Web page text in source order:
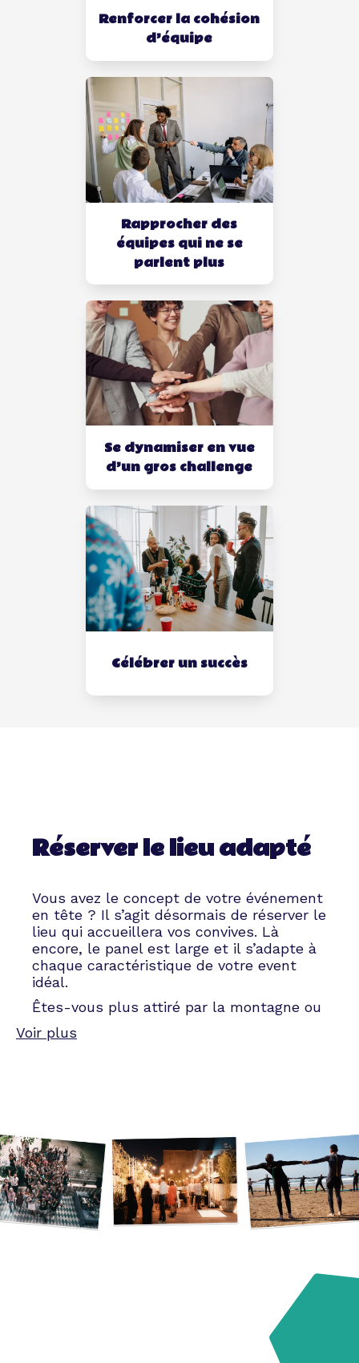
Renforcer la cohésion
d’équipe
Rapprocher des
équipes qui ne se
parlent plus
Se dynamiser en vue
d’un gros challenge
Célébrer un succès
Réserver le lieu adapté
Vous avez le concept de votre événement
en tête ? Il s’agit désormais de réserver le
lieu qui accueillera vos convives. Là
encore, le panel est large et il s’adapte à
chaque caractéristique de votre event
idéal.
Êtes-vous plus attiré par la montagne ou
par la mer ? Les lieux possibles et
imaginables abondent dans toute la
Méditerranée.
Dans un esprit plus modeste, vous
pouvez tout à fait organiser votre
Afterwork dans un bar, animer votre
séminaire dans les salles d’un hôtel ou
Dans un genre plus atypique, laissez-vous
coworking vintage ou un appartement
réformé. Un lieu atypique va de pair avec
votre ambiance originale. Là encore, vous
Voir plus